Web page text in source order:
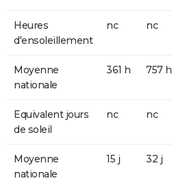
Heures
d'ensoleillement
nc nc
Moyenne
nationale
361 h 757 h
Equivalent jours
de soleil
nc nc
Moyenne
nationale
15 j 32 j